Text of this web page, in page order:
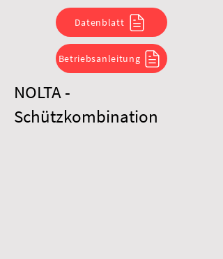
Datenblatt
Betriebsanleitung
NOLTA -
Schützkombination